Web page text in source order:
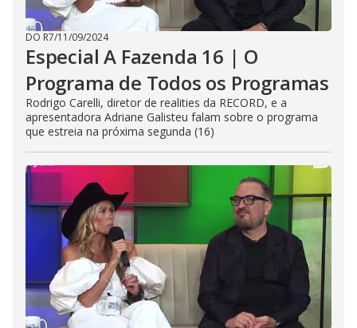
DO R7/11/09/2024
Especial A Fazenda 16 | O
Programa de Todos os Programas
Rodrigo Carelli, diretor de realities da RECORD, e a
apresentadora Adriane Galisteu falam sobre o programa
que estreia na próxima segunda (16)